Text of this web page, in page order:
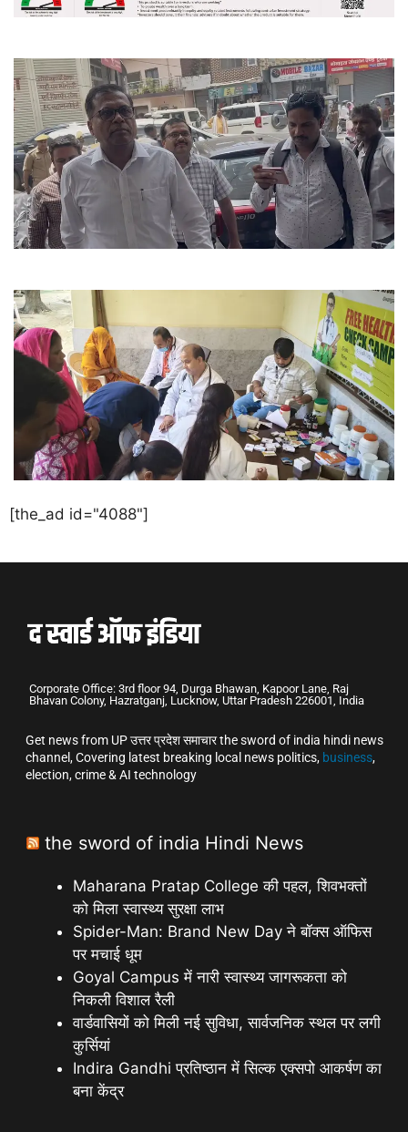
[the_ad id="4088"]
Corporate Office: 3rd floor 94, Durga Bhawan, Kapoor Lane, Raj
Bhavan Colony, Hazratganj, Lucknow, Uttar Pradesh 226001, India
Get news from UP उत्तर प्रदेश समाचार the sword of india hindi news
channel, Covering latest breaking local news politics, business,
election, crime & AI technology
the sword of india Hindi News
Maharana Pratap College की पहल, शिवभक्तों
को मिला स्वास्थ्य सुरक्षा लाभ
Spider-Man: Brand New Day ने बॉक्स ऑफिस
पर मचाई धूम
Goyal Campus में नारी स्वास्थ्य जागरूकता को
निकली विशाल रैली
वार्डवासियों को मिली नई सुविधा, सार्वजनिक स्थल पर लगी
कुर्सियां
Indira Gandhi प्रतिष्ठान में सिल्क एक्सपो आकर्षण का
बना केंद्र